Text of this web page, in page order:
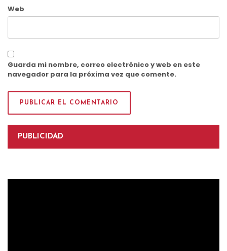
Web
Guarda mi nombre, correo electrónico y web en este
navegador para la próxima vez que comente.
PUBLICIDAD